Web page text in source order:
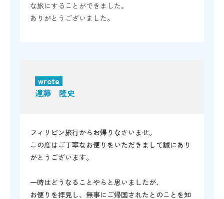
な旅にすることができました。
ありがとうございました。
wrote
遠藤 隆史
フィリピン旅行からお帰りなさいませ。
この度はご丁寧なお便りをいただきまして誠にあり
がとうございます。
一時はどうなることやらと思いましたが、
お便りを拝見し、無事にご帰国されたとのことを知